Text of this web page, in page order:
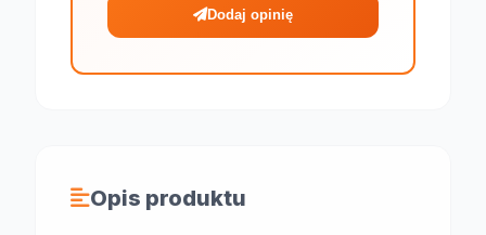
Dodaj opinię
Opis produktu